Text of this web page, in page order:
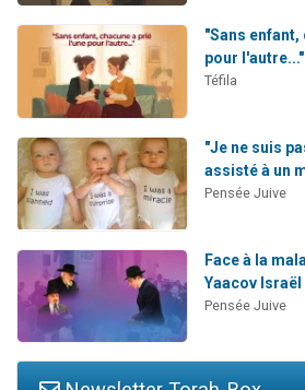
"Sans enfant,
pour l'autre..."
Téfila
"Je ne suis
assisté à un
Pensée Juive
Face à la
Yaacov Israël
Pensée Juive